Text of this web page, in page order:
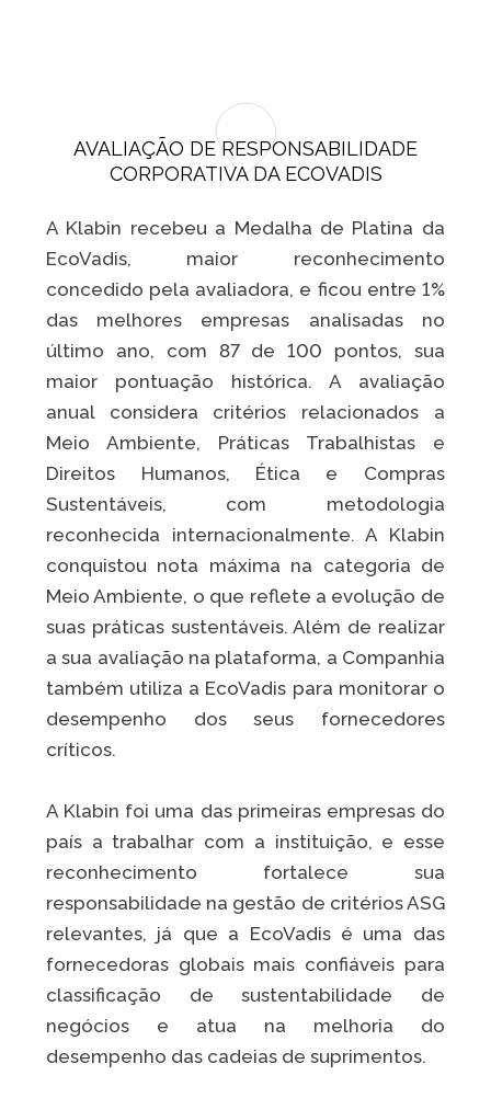
AVALIAÇÃO DE RESPONSABILIDADE
CORPORATIVA DA ECOVADIS
A Klabin recebeu a Medalha de Platina da
EcoVadis, maior reconhecimento
concedido pela avaliadora, e ficou entre 1%
das melhores empresas analisadas no
último ano, com 87 de 100 pontos, sua
maior pontuação histórica. A avaliação
anual considera critérios relacionados a
Meio Ambiente, Práticas Trabalhistas e
Direitos Humanos, Ética e Compras
Sustentáveis, com metodologia
reconhecida internacionalmente. A Klabin
conquistou nota máxima na categoria de
Meio Ambiente, o que reflete a evolução de
suas práticas sustentáveis. Além de realizar
a sua avaliação na plataforma, a Companhia
também utiliza a EcoVadis para monitorar o
desempenho dos seus fornecedores
críticos.
A Klabin foi uma das primeiras empresas do
país a trabalhar com a instituição, e esse
reconhecimento fortalece sua
responsabilidade na gestão de critérios ASG
relevantes, já que a EcoVadis é uma das
fornecedoras globais mais confiáveis para
classificação de sustentabilidade de
negócios e atua na melhoria do
desempenho das cadeias de suprimentos.